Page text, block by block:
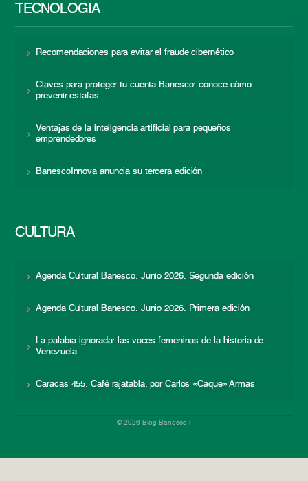
TECNOLOGÍA
Recomendaciones para evitar el fraude cibernético
Claves para proteger tu cuenta Banesco: conoce cómo
prevenir estafas
Ventajas de la inteligencia artificial para pequeños
emprendedores
BanescoInnova anuncia su tercera edición
CULTURA
Agenda Cultural Banesco. Junio 2026. Segunda edición
Agenda Cultural Banesco. Junio 2026. Primera edición
La palabra ignorada: las voces femeninas de la historia de
Venezuela
Caracas 455: Café rajatabla, por Carlos «Caque» Armas
© 2026 Blog Banesco |